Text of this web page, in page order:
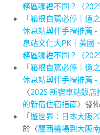
務區哪裡不同？（
「箱根自駕必停｜道
休息站與伴手禮推薦 -
息站文化大PK｜美國
務區哪裡不同？（
「箱根自駕必停｜道
休息站與伴手禮推薦 -
〈2025 新宿車站飯店
的新宿住宿指南〉發
「遊世界：日本大阪
於〈關西機場到大阪